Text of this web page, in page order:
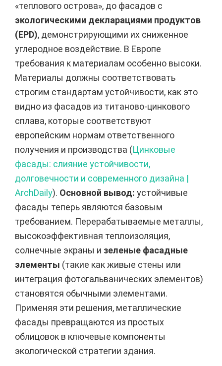
«теплового острова», до фасадов с
экологическими декларациями продуктов
(EPD), демонстрирующими их сниженное
углеродное воздействие. В Европе
требования к материалам особенно высоки.
Материалы должны соответствовать
строгим стандартам устойчивости, как это
видно из фасадов из титаново-цинкового
сплава, которые соответствуют
европейским нормам ответственного
получения и производства (Цинковые
фасады: слияние устойчивости,
долговечности и современного дизайна |
ArchDaily). Основной вывод: устойчивые
фасады теперь являются базовым
требованием. Перерабатываемые металлы,
высокоэффективная теплоизоляция,
солнечные экраны и зеленые фасадные
элементы (такие как живые стены или
интеграция фотогальванических элементов)
становятся обычными элементами.
Применяя эти решения, металлические
фасады превращаются из простых
облицовок в ключевые компоненты
экологической стратегии здания.